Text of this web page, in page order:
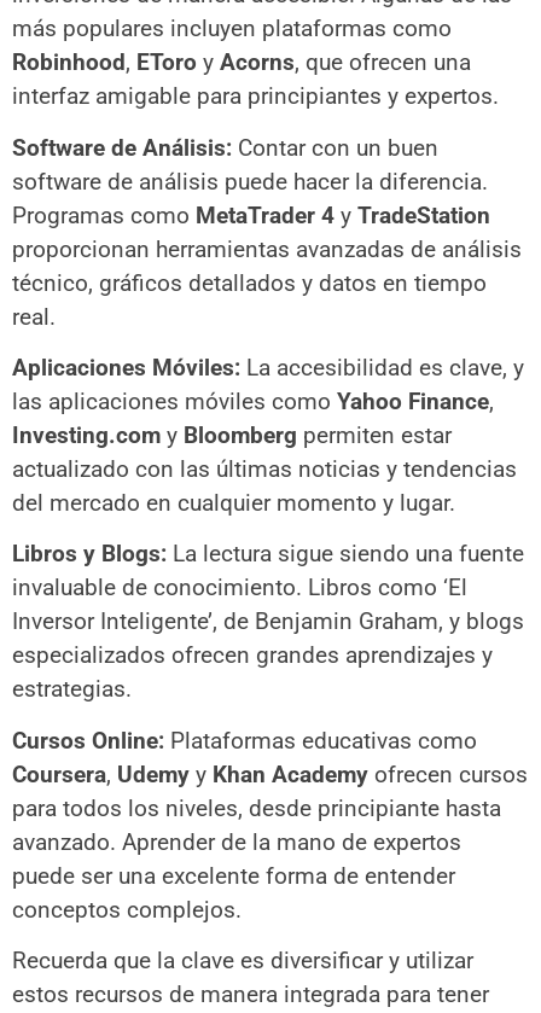
más populares incluyen plataformas como
Robinhood, EToro y Acorns, que ofrecen una
interfaz amigable para principiantes y expertos.
Software de Análisis: Contar con un buen
software de análisis puede hacer la diferencia.
Programas como MetaTrader 4 y TradeStation
proporcionan herramientas avanzadas de análisis
técnico, gráficos detallados y datos en tiempo
real.
Aplicaciones Móviles: La accesibilidad es clave, y
las aplicaciones móviles como Yahoo Finance,
Investing.com y Bloomberg permiten estar
actualizado con las últimas noticias y tendencias
del mercado en cualquier momento y lugar.
Libros y Blogs: La lectura sigue siendo una fuente
invaluable de conocimiento. Libros como ‘El
Inversor Inteligente’, de Benjamin Graham, y blogs
especializados ofrecen grandes aprendizajes y
estrategias.
Cursos Online: Plataformas educativas como
Coursera, Udemy y Khan Academy ofrecen cursos
para todos los niveles, desde principiante hasta
avanzado. Aprender de la mano de expertos
puede ser una excelente forma de entender
conceptos complejos.
Recuerda que la clave es diversificar y utilizar
estos recursos de manera integrada para tener